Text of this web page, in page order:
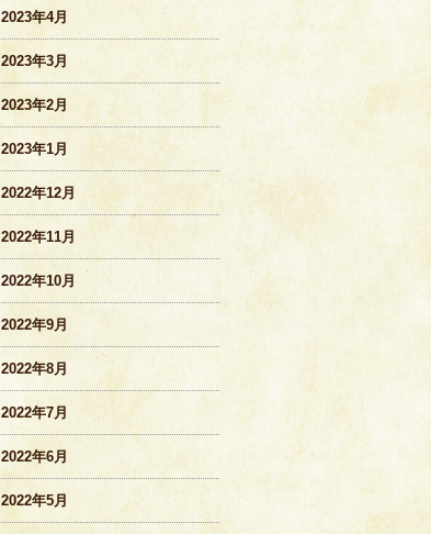
2023年4月
2023年3月
2023年2月
2023年1月
2022年12月
2022年11月
2022年10月
2022年9月
2022年8月
2022年7月
2022年6月
2022年5月